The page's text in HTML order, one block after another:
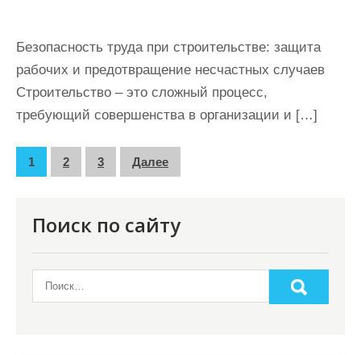
Безопасность труда при строительстве: защита
рабочих и предотвращение несчастных случаев
Строительство – это сложный процесс,
требующий совершенства в организации и […]
П
1 2 3 Далее
Поиск по сайту